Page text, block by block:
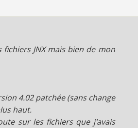
JNX mais bien de mon
4.02 patchée (sans change
haut.
sur les fichiers que j'avais